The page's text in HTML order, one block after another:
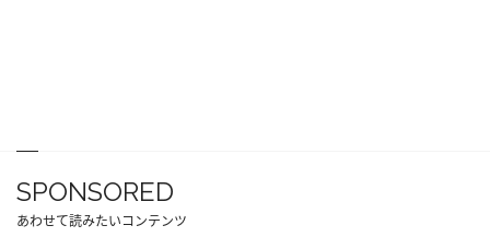
SPONSORED
あわせて読みたいコンテンツ